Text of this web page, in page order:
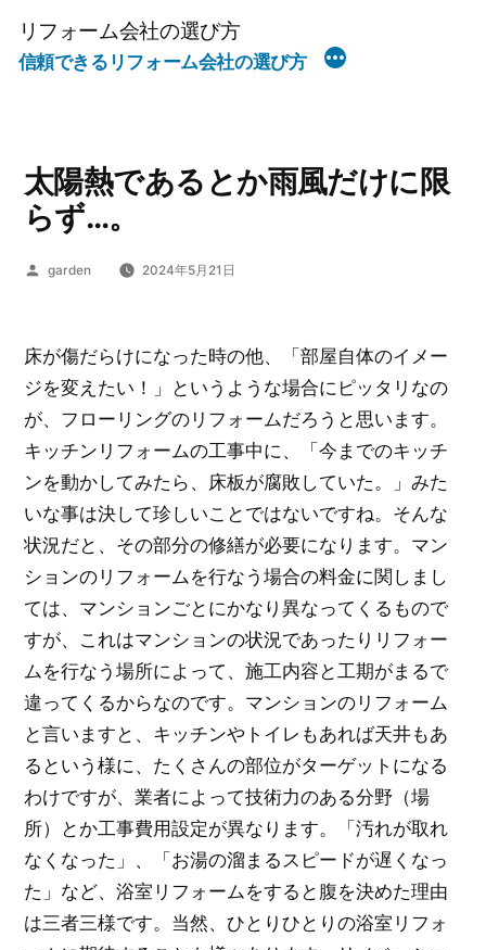
リフォーム会社の選び方
信頼できるリフォーム会社の選び方
太陽熱であるとか雨風だけに限
らず…。
投
garden 2024年5月21日
床が傷だらけになった時の他、「部屋自体のイメー
ジを変えたい！」というような場合にピッタリなの
が、フローリングのリフォームだろうと思います。
キッチンリフォームの工事中に、「今までのキッチ
ンを動かしてみたら、床板が腐敗していた。」みた
いな事は決して珍しいことではないですね。そんな
状況だと、その部分の修繕が必要になります。マン
ションのリフォームを行なう場合の料金に関しまし
ては、マンションごとにかなり異なってくるもので
すが、これはマンションの状況であったりリフォー
ムを行なう場所によって、施工内容と工期がまるで
違ってくるからなのです。マンションのリフォーム
と言いますと、キッチンやトイレもあれば天井もあ
るという様に、たくさんの部位がターゲットになる
わけですが、業者によって技術力のある分野（場
所）とか工事費用設定が異なります。「汚れが取れ
なくなった」、「お湯の溜まるスピードが遅くなっ
た」など、浴室リフォームをすると腹を決めた理由
は三者三様です。当然、ひとりひとりの浴室リフォ